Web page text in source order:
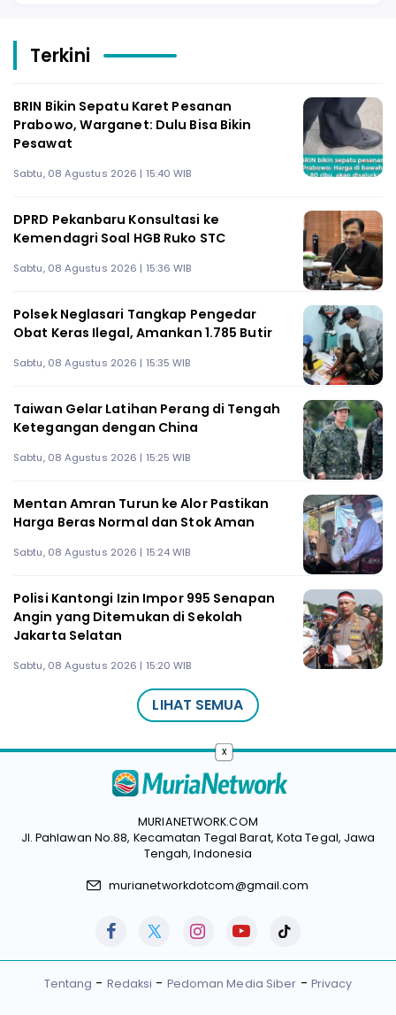
Terkini
BRIN Bikin Sepatu Karet Pesanan
Prabowo, Warganet: Dulu Bisa Bikin
Pesawat
Sabtu, 08 Agustus 2026 | 15:40 WIB
DPRD Pekanbaru Konsultasi ke
Kemendagri Soal HGB Ruko STC
Sabtu, 08 Agustus 2026 | 15:36 WIB
Polsek Neglasari Tangkap Pengedar
Obat Keras Ilegal, Amankan 1.785 Butir
Sabtu, 08 Agustus 2026 | 15:35 WIB
Taiwan Gelar Latihan Perang di Tengah
Ketegangan dengan China
Sabtu, 08 Agustus 2026 | 15:25 WIB
Mentan Amran Turun ke Alor Pastikan
Harga Beras Normal dan Stok Aman
Sabtu, 08 Agustus 2026 | 15:24 WIB
Polisi Kantongi Izin Impor 995 Senapan
Angin yang Ditemukan di Sekolah
Jakarta Selatan
Sabtu, 08 Agustus 2026 | 15:20 WIB
LIHAT SEMUA
MURIANETWORK.COM
Jl. Pahlawan No.88, Kecamatan Tegal Barat, Kota Tegal, Jawa
Tengah, Indonesia
murianetworkdotcom@gmail.com
Tentang Redaksi Pedoman Media Siber Privacy
x